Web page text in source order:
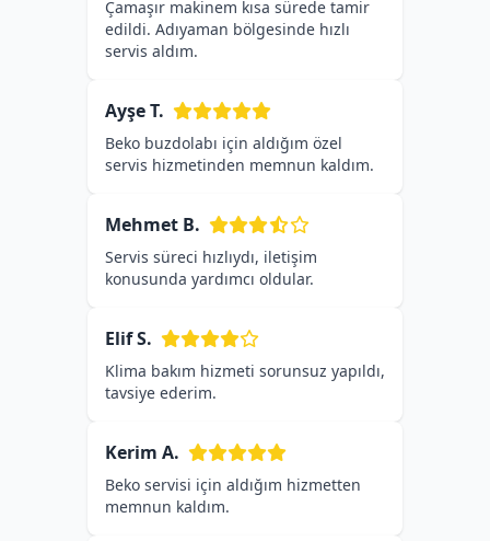
Çamaşır makinem kısa sürede tamir
edildi. Adıyaman bölgesinde hızlı
servis aldım.
Ayşe T.
Beko buzdolabı için aldığım özel
servis hizmetinden memnun kaldım.
Mehmet B.
Servis süreci hızlıydı, iletişim
konusunda yardımcı oldular.
Elif S.
Klima bakım hizmeti sorunsuz yapıldı,
tavsiye ederim.
Kerim A.
Beko servisi için aldığım hizmetten
memnun kaldım.